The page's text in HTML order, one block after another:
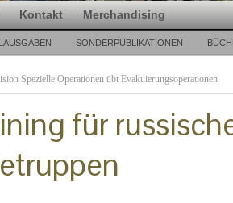
Kontakt Merchandising
SONDERPUBLIKATIONEN
Spezielle Operationen übt Evakuierungsoperationen
für